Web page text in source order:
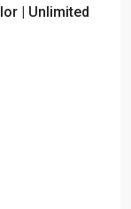
| Unlimited